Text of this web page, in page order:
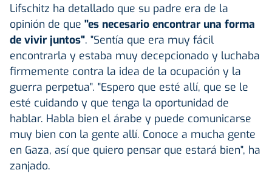
Lifschitz ha detallado que su padre era de la
opinión de que "es necesario encontrar una forma
de vivir juntos". "Sentía que era muy fácil
encontrarla y estaba muy decepcionado y luchaba
firmemente contra la idea de la ocupación y la
guerra perpetua". "Espero que esté allí, que se le
esté cuidando y que tenga la oportunidad de
hablar. Habla bien el árabe y puede comunicarse
muy bien con la gente allí. Conoce a mucha gente
en Gaza, así que quiero pensar que estará bien", ha
zanjado.